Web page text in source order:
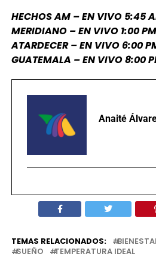
HECHOS AM – EN VIVO 5:45
MERIDIANO – EN VIVO 1:00
ATARDECER – EN VIVO 6:00
GUATEMALA – EN VIVO 8:00
Anaité
TEMAS RELACIONADOS:
SUEÑO
TEMPERATURA IDEAL